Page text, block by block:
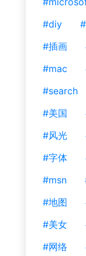
#diy
#插画
#mac
#search
#美国
#风光
#字体
#msn
#地图
#美女
#网络